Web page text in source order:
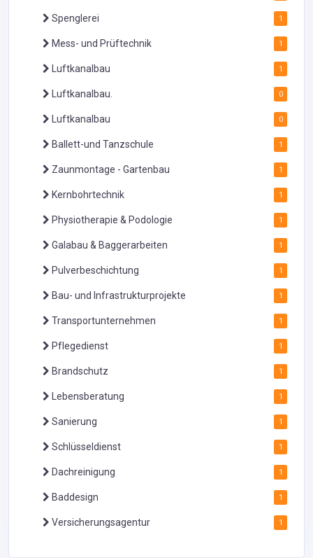
Spenglerei 1
Mess- und Prüftechnik 1
Luftkanalbau 1
Luftkanalbau. 0
Luftkanalbau 0
Ballett-und Tanzschule 1
Zaunmontage - Gartenbau 1
Kernbohrtechnik 1
Physiotherapie & Podologie 1
Galabau & Baggerarbeiten 1
Pulverbeschichtung 1
Bau- und Infrastrukturprojekte 1
Transportunternehmen 1
Pflegedienst 1
Brandschutz 1
Lebensberatung 1
Sanierung 1
Schlüsseldienst 1
Dachreinigung 1
Baddesign 1
Versicherungsagentur 1